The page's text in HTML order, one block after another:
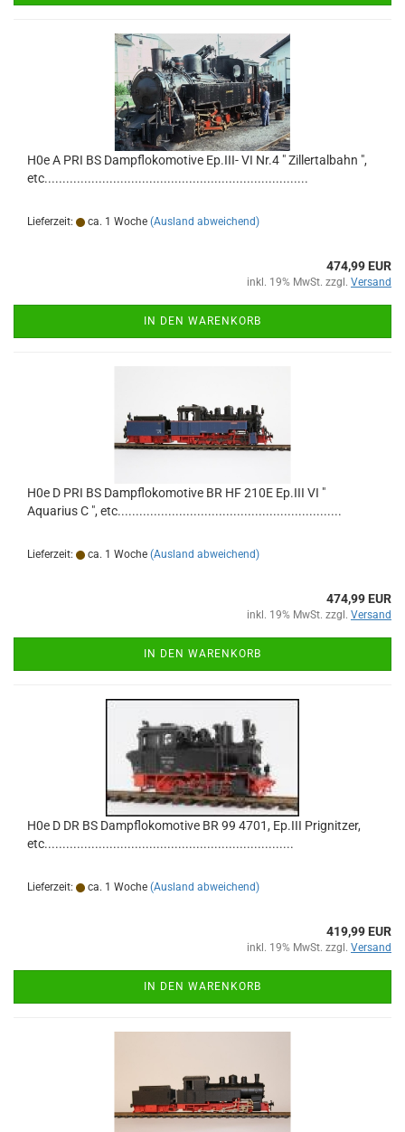
H0e A PRI BS Dampflokomotive Ep.III- VI Nr.4 " Zillertalbahn ",
etc.........................................................................
Lieferzeit: ca. 1 Woche (Ausland abweichend)
474,99 EUR
inkl. 19% MwSt. zzgl. Versand
IN DEN WARENKORB
H0e D PRI BS Dampflokomotive BR HF 210E Ep.III VI "
Aquarius C ", etc..............................................................
Lieferzeit: ca. 1 Woche (Ausland abweichend)
474,99 EUR
inkl. 19% MwSt. zzgl. Versand
IN DEN WARENKORB
H0e D DR BS Dampflokomotive BR 99 4701, Ep.III Prignitzer,
etc.....................................................................
Lieferzeit: ca. 1 Woche (Ausland abweichend)
419,99 EUR
inkl. 19% MwSt. zzgl. Versand
IN DEN WARENKORB